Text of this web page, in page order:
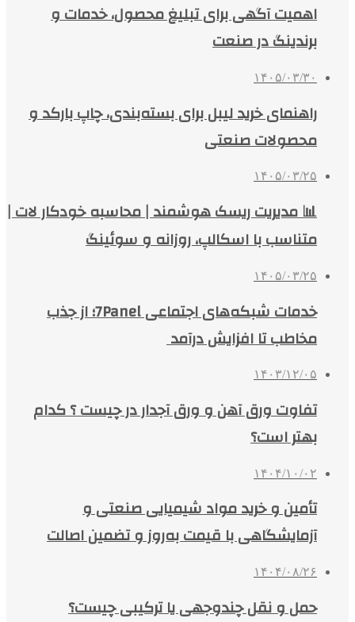
اهمیت آگهی برای تبلیغ محصول، خدمات و
برندینگ در صنعت
۱۴۰۵/۰۳/۳۰
راهنمای خرید لیبل برای بسته‌بندی، چاپ بارکد و
محصولات صنعتی
۱۴۰۵/۰۳/۲۵
📊 مدیریت ریسک هوشمند | محاسبه خودکار لات |
متناسب با اسکالپ، روزانه و سوئینگ
۱۴۰۵/۰۳/۲۵
خدمات شبکه‌های اجتماعی 7Panel؛ از جذب
مخاطب تا افزایش درآمد
۱۴۰۳/۱۲/۰۵
تفاوت ورق آهن و ورق آجدار در چیست ؟ کدام
بهتر است؟
۱۴۰۴/۱۰/۰۲
تأمین و خرید مواد شیمیایی صنعتی و
آزمایشگاهی با قیمت به‌روز و تضمین اصالت
۱۴۰۴/۰۸/۲۶
حمل و نقل چندوجهی یا ترکیبی چیست؟